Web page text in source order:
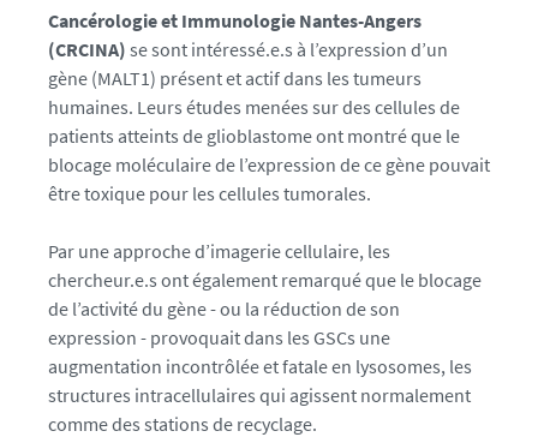
a
s
t
o
m
e
-
p
t
_
1
5
7
4
Cancérologie et Immunologie Nantes-Angers
(CRCINA) se sont intéressé.e.s à l’expression d’un
gène (MALT1) présent et actif dans les tumeurs
humaines. Leurs études menées sur des cellules de
patients atteints de glioblastome ont montré que le
blocage moléculaire de l’expression de ce gène pouvait
être toxique pour les cellules tumorales.
Par une approche d’imagerie cellulaire, les
chercheur.e.s ont également remarqué que le blocage
de l’activité du gène - ou la réduction de son
expression - provoquait dans les GSCs une
augmentation incontrôlée et fatale en lysosomes, les
structures intracellulaires qui agissent normalement
comme des stations de recyclage.